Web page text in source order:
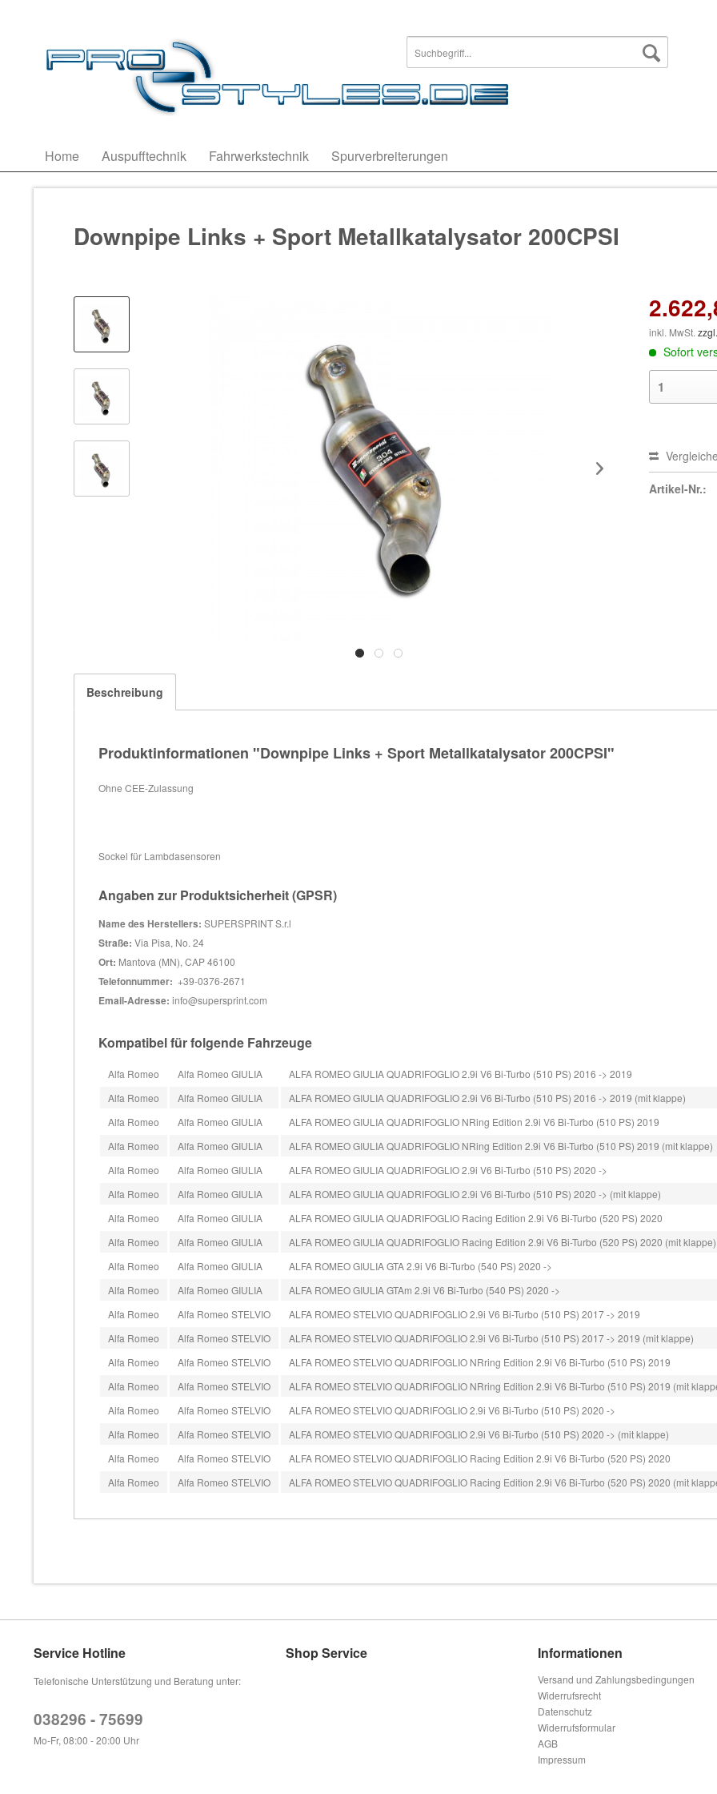
Home Auspufftechnik Fahrwerkstechnik Spurverbreiterungen
Downpipe Links + Sport Metallkatalysator 200CPSI
inkl. MwSt.
Sofort
Artikel-Nr.:
Beschreibung
Produktinformationen "Downpipe Links + Sport Metallkatalysator 200CPSI"
Ohne CEE-Zulassung
Sockel für Lambdasensoren
Angaben zur Produktsicherheit (GPSR)
Name des Herstellers: SUPERSPRINT S.r.l
Straße: Via Pisa, No. 24
Ort: Mantova (MN), CAP 46100
Telefonnummer: +39-0376-2671
Email-Adresse: info@supersprint.com
Kompatibel für folgende Fahrzeuge
Alfa Romeo Alfa Romeo GIULIA
ALFA ROMEO GIULIA QUADRIFOGLIO 2.9i V6 Bi-Turbo (510 PS) 2016 -> 2019
Alfa Romeo
Alfa Romeo GIULIA
ALFA ROMEO GIULIA QUADRIFOGLIO 2.9i V6 Bi-Turbo (510 PS) 2016 -> 2019 (mit klappe)
Alfa Romeo
Alfa Romeo GIULIA
ALFA ROMEO GIULIA QUADRIFOGLIO NRing Edition 2.9i V6 Bi-Turbo (510 PS) 2019
Alfa Romeo
Alfa Romeo GIULIA
ALFA ROMEO GIULIA QUADRIFOGLIO NRing Edition 2.9i V6 Bi-Turbo (510 PS) 2019 (mit klappe)
Alfa Romeo
Alfa Romeo GIULIA
ALFA ROMEO GIULIA QUADRIFOGLIO 2.9i V6 Bi-Turbo (510 PS) 2020 ->
Alfa Romeo
Alfa Romeo GIULIA
ALFA ROMEO GIULIA QUADRIFOGLIO 2.9i V6 Bi-Turbo (510 PS) 2020 -> (mit klappe)
Alfa Romeo
Alfa Romeo GIULIA
ALFA ROMEO GIULIA QUADRIFOGLIO Racing Edition 2.9i V6 Bi-Turbo (520 PS) 2020
Alfa Romeo
Alfa Romeo GIULIA
ALFA ROMEO GIULIA QUADRIFOGLIO Racing Edition 2.9i V6 Bi-Turbo (520 PS) 2020 (mit klappe)
Alfa Romeo
Alfa Romeo GIULIA
ALFA ROMEO GIULIA GTA 2.9i V6 Bi-Turbo (540 PS) 2020 ->
Alfa Romeo
Alfa Romeo GIULIA
ALFA ROMEO GIULIA GTAm 2.9i V6 Bi-Turbo (540 PS) 2020 ->
Alfa Romeo
Alfa Romeo STELVIO
ALFA ROMEO STELVIO QUADRIFOGLIO 2.9i V6 Bi-Turbo (510 PS) 2017 -> 2019
Alfa Romeo
Alfa Romeo STELVIO
ALFA ROMEO STELVIO QUADRIFOGLIO 2.9i V6 Bi-Turbo (510 PS) 2017 -> 2019 (mit klappe)
Alfa Romeo
Alfa Romeo STELVIO
ALFA ROMEO STELVIO QUADRIFOGLIO NRring Edition 2.9i V6 Bi-Turbo (510 PS) 2019
Alfa Romeo
Alfa Romeo STELVIO
ALFA ROMEO STELVIO QUADRIFOGLIO NRring Edition 2.9i V6 Bi-Turbo (510 PS) 2019 (mit
Alfa Romeo
Alfa Romeo STELVIO
ALFA ROMEO STELVIO QUADRIFOGLIO 2.9i V6 Bi-Turbo (510 PS) 2020 ->
Alfa Romeo
Alfa Romeo STELVIO
ALFA ROMEO STELVIO QUADRIFOGLIO 2.9i V6 Bi-Turbo (510 PS) 2020 -> (mit klappe)
Alfa Romeo
Alfa Romeo STELVIO
ALFA ROMEO STELVIO QUADRIFOGLIO Racing Edition 2.9i V6 Bi-Turbo (520 PS) 2020
Alfa Romeo
Alfa Romeo STELVIO ALFA ROMEO STELVIO QUADRIFOGLIO Racing Edition 2.9i V6 Bi-Turbo (520 PS) 2020 (mit
Service Hotline
Telefonische Unterstützung und Beratung unter:
038296 - 75699
Mo-Fr, 08:00 - 20:00 Uhr
Shop Service Informationen
Versand und Zahlungsbedingungen
Widerrufsrecht
Datenschutz
Widerrufsformular
AGB
Impressum